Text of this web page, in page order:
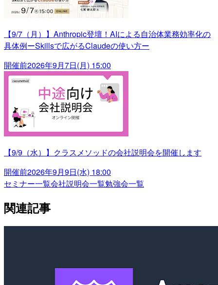
【9/7（月）】Anthropic登壇！AIによる自治体業務効率化の
具体例ーSkillsで広がるClaudeの使い方ー
開催前2026年9月7日(月) 15:00
【9/9（水）】クラスメソッドの会社説明会を開催します
開催前2026年9月9日(水) 18:00
セミナー一覧会社説明会一覧勉強会一覧
関連記事